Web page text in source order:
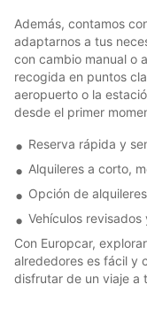
Además, contamos
adaptarnos a tus
con cambio manual o
recogida en puntos
aeropuerto o la
desde el primer
Reserva rápida y
Alquileres a corto,
Opción de
Vehículos
Con Europcar,
alrededores es fácil y
disfrutar de un viaje a